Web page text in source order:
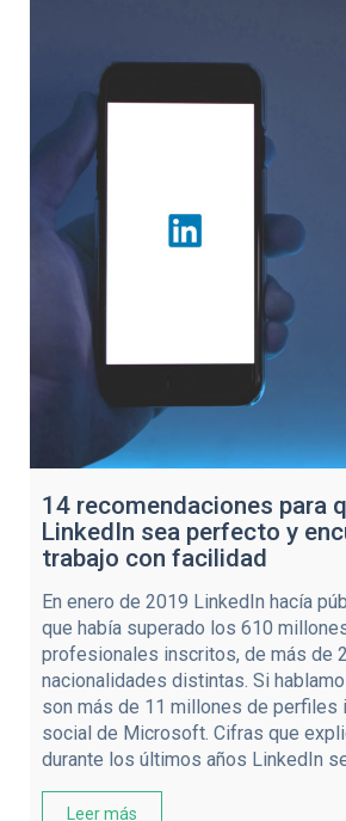
14 recomendaciones para
LinkedIn sea perfecto y
trabajo con facilidad
En enero de 2019 LinkedIn hacía
que había superado los 610
profesionales inscritos, de más de
nacionalidades distintas. Si
son más de 11 millones de perfiles
social de Microsoft. Cifras que
durante los últimos años LinkedIn se
Leer más